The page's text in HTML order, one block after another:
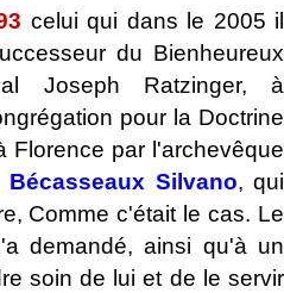
celui qui dans le 2005 il
du Bienheureux
Joseph Ratzinger, à
pour la Doctrine
Florence par l'archevêque
Bécasseaux Silvano, qui
Comme c'était le cas. Le
demandé, ainsi qu'à un
soin de lui et de le servir